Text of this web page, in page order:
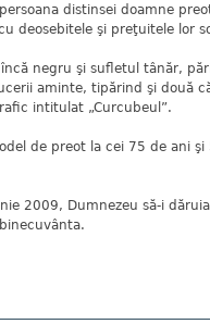
distinsei doamne
deosebitele şi preţuitele lor
negru şi sufletul tânăr,
aminte, tipărind şi două
intitulat „Curcubeul”.
de preot la cei 75 de ani
2009, Dumnezeu să-i